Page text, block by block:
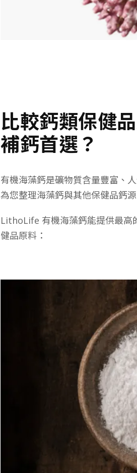
比較鈣類保健
補鈣首選？
有機海藻鈣是礦物質含量豐富、
為您整理海藻鈣與其他保健品鈣源
LithoLife 有機海藻鈣能提供最高
健品原料：